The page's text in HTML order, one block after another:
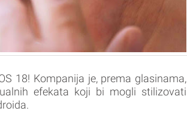
18! Kompanija je, prema glasinama,
efekata koji bi mogli stilizovati